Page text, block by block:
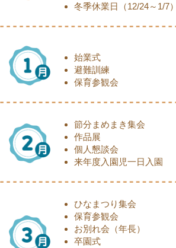
冬季休業日（12/24～1/7）
始業式
避難訓練
保育参観会
節分まめまき集会
作品展
個人懇談会
来年度入園児一日入園
ひなまつり集会
保育参観会
お別れ会（年長）
卒園式